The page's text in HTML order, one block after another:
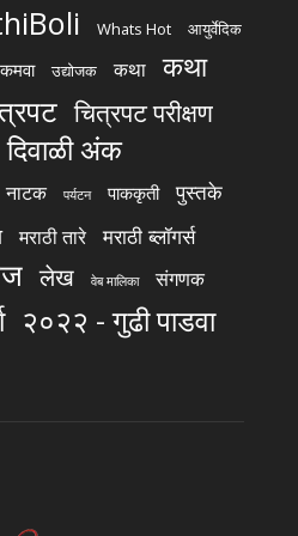
Whats Hot आयुर्वेदिक
उद्योजक कथा कथा
चित्रपट परीक्षण
दिवाळी अंक
नाटक पर्यटन पाककृती पुस्तके
मराठी तारे मराठी ब्लॉगर्स
लेख वेब मालिका संगणक
२०२२ - गुढी पाडवा